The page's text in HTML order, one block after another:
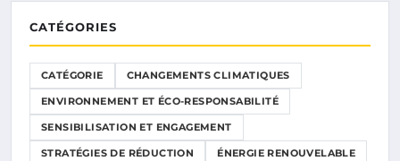
CATÉGORIES
CATÉGORIE CHANGEMENTS CLIMATIQUES
ENVIRONNEMENT ET ÉCO-RESPONSABILITÉ
SENSIBILISATION ET ENGAGEMENT
STRATÉGIES DE RÉDUCTION ÉNERGIE RENOUVELABLE